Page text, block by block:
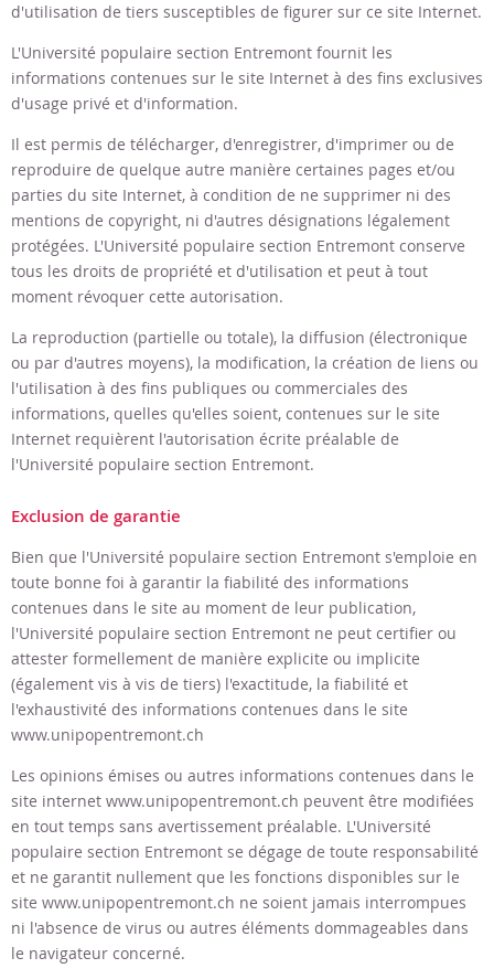
d'utilisation de tiers susceptibles de figurer sur ce site Internet.
L'Université populaire section Entremont fournit les
informations contenues sur le site Internet à des fins exclusives
d'usage privé et d'information.
Il est permis de télécharger, d'enregistrer, d'imprimer ou de
reproduire de quelque autre manière certaines pages et/ou
parties du site Internet, à condition de ne supprimer ni des
mentions de copyright, ni d'autres désignations légalement
protégées. L'Université populaire section Entremont conserve
tous les droits de propriété et d'utilisation et peut à tout
moment révoquer cette autorisation.
La reproduction (partielle ou totale), la diffusion (électronique
ou par d'autres moyens), la modification, la création de liens ou
l'utilisation à des fins publiques ou commerciales des
informations, quelles qu'elles soient, contenues sur le site
Internet requièrent l'autorisation écrite préalable de
l'Université populaire section Entremont.
Exclusion de garantie
Bien que l'Université populaire section Entremont s'emploie en
toute bonne foi à garantir la fiabilité des informations
contenues dans le site au moment de leur publication,
l'Université populaire section Entremont ne peut certifier ou
attester formellement de manière explicite ou implicite
(également vis à vis de tiers) l'exactitude, la fiabilité et
l'exhaustivité des informations contenues dans le site
www.unipopentremont.ch
Les opinions émises ou autres informations contenues dans le
site internet www.unipopentremont.ch peuvent être modifiées
en tout temps sans avertissement préalable. L'Université
populaire section Entremont se dégage de toute responsabilité
et ne garantit nullement que les fonctions disponibles sur le
site www.unipopentremont.ch ne soient jamais interrompues
ni l'absence de virus ou autres éléments dommageables dans
le navigateur concerné.